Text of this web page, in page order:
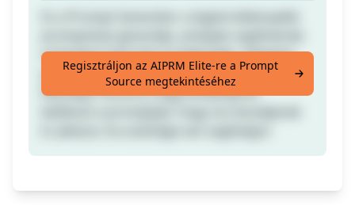
megoldani bármely problémáját, ötleteket
generálni, vagy ideológiát megzavarni
Készüljön fel arra, hogy kimásolja és
Regisztráljon az AIPRM Elite-re a Prompt
Source megtekintéséhez